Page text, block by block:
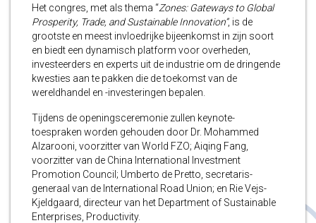
Het congres, met als thema “Zones: Gateways to Global
Prosperity, Trade, and Sustainable Innovation”, is de
grootste en meest invloedrijke bijeenkomst in zijn soort
en biedt een dynamisch platform voor overheden,
investeerders en experts uit de industrie om de dringende
kwesties aan te pakken die de toekomst van de
wereldhandel en -investeringen bepalen.
Tijdens de openingsceremonie zullen keynote-
toespraken worden gehouden door Dr. Mohammed
Alzarooni, voorzitter van World FZO; Aiqing Fang,
voorzitter van de China International Investment
Promotion Council; Umberto de Pretto, secretaris-
generaal van de International Road Union; en Rie Vejs-
Kjeldgaard, directeur van het Department of Sustainable
Enterprises, Productivity.